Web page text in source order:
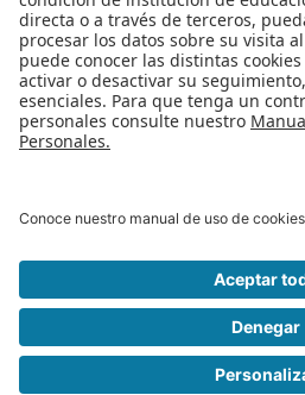
Charlas informativas Escuela de
Charla: Becas para Colombianos -
Más en esta categoría
« Sustentación
Visualization of Data Quality Dimensions
Sustentación de propuesta doctoral: